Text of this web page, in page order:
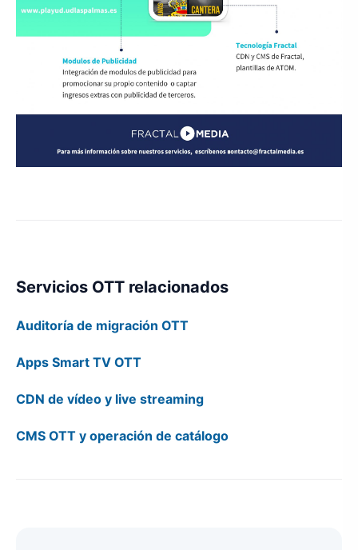
Servicios OTT relacionados
Auditoría de migración OTT
Apps Smart TV OTT
CDN de vídeo y live streaming
CMS OTT y operación de catálogo